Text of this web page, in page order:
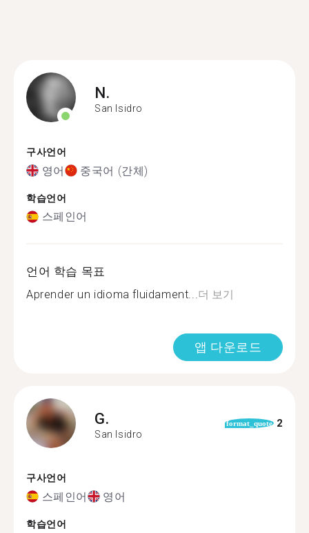
N.
San Isidro
구사언어
영어 중국어 (간체)
학습언어
스페인어
언어 학습 목표
Aprender un idioma fluidament...더 보기
앱 다운로드
G.
San Isidro
format_quote 2
구사언어
스페인어 영어
학습언어